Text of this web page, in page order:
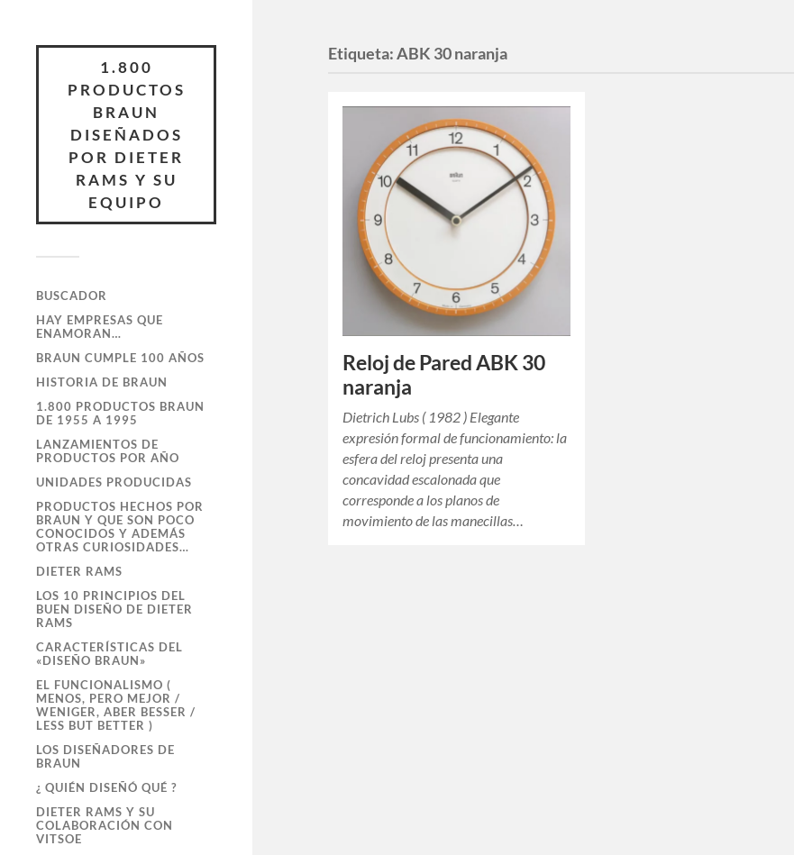
1.800
PRODUCTOS
BRAUN
DISEÑADOS
POR DIETER
RAMS Y SU
EQUIPO
BUSCADOR
HAY EMPRESAS QUE
ENAMORAN…
BRAUN CUMPLE 100 AÑOS
HISTORIA DE BRAUN
1.800 PRODUCTOS BRAUN
DE 1955 A 1995
LANZAMIENTOS DE
PRODUCTOS POR AÑO
UNIDADES PRODUCIDAS
PRODUCTOS HECHOS POR
BRAUN Y QUE SON POCO
CONOCIDOS Y ADEMÁS
OTRAS CURIOSIDADES…
DIETER RAMS
LOS 10 PRINCIPIOS DEL
BUEN DISEÑO DE DIETER
RAMS
CARACTERÍSTICAS DEL
«DISEÑO BRAUN»
EL FUNCIONALISMO (
MENOS, PERO MEJOR /
WENIGER, ABER BESSER /
LESS BUT BETTER )
LOS DISEÑADORES DE
BRAUN
¿ QUIÉN DISEÑÓ QUÉ ?
DIETER RAMS Y SU
COLABORACIÓN CON
VITSOE
Etiqueta:ABK 30 naranja
Reloj de Pared ABK 30
naranja
Dietrich Lubs ( 1982 ) Elegante
expresión formal de funcionamiento: la
esfera del reloj presenta una
concavidad escalonada que
corresponde a los planos de
movimiento de las manecillas…